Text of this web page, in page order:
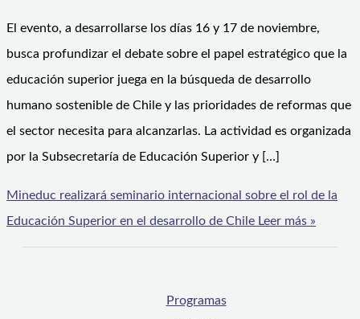
El evento, a desarrollarse los días 16 y 17 de noviembre,
busca profundizar el debate sobre el papel estratégico que la
educación superior juega en la búsqueda de desarrollo
humano sostenible de Chile y las prioridades de reformas que
el sector necesita para alcanzarlas. La actividad es organizada
por la Subsecretaría de Educación Superior y […]
Mineduc realizará seminario internacional sobre el rol de la
Educación Superior en el desarrollo de Chile Leer más »
Programas